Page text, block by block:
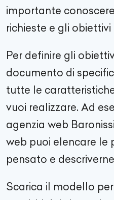
importante
richieste e gli
Per definire gli
documento di
tutte le
vuoi realizzare. Ad
agenzia web Baronissi
web puoi elencare le
pensato e
Scarica il modello